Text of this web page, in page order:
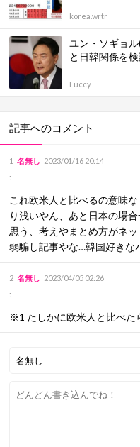
korea.wrtr
ユン・ソギョ
と日韓関係を
Luccy
記事へのコメント
1
:
名無し 2023/01/16 20:14
これ欧米人と比べるの意味
り浅いやん、あと日本の場
思う、考えやまとめ方がネ
弱騙し記事やな…韓国好き
2
:
名無し 2023/04/05 02:26
※1 たしかに欧米人と比べた